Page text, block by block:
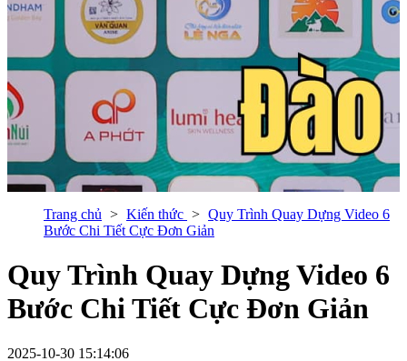
Trang chủ Kiến thức
Quy Trình Quay Dựng Video 6
Bước Chi Tiết Cực Đơn Giản
Quy Trình Quay Dựng Video 6
Bước Chi Tiết Cực Đơn Giản
2025-10-30 15:14:06